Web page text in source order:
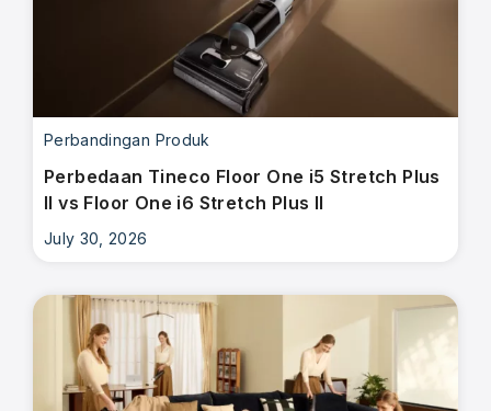
Perbandingan Produk
Perbedaan Tineco Floor One i5 Stretch Plus
II vs Floor One i6 Stretch Plus II
July 30, 2026